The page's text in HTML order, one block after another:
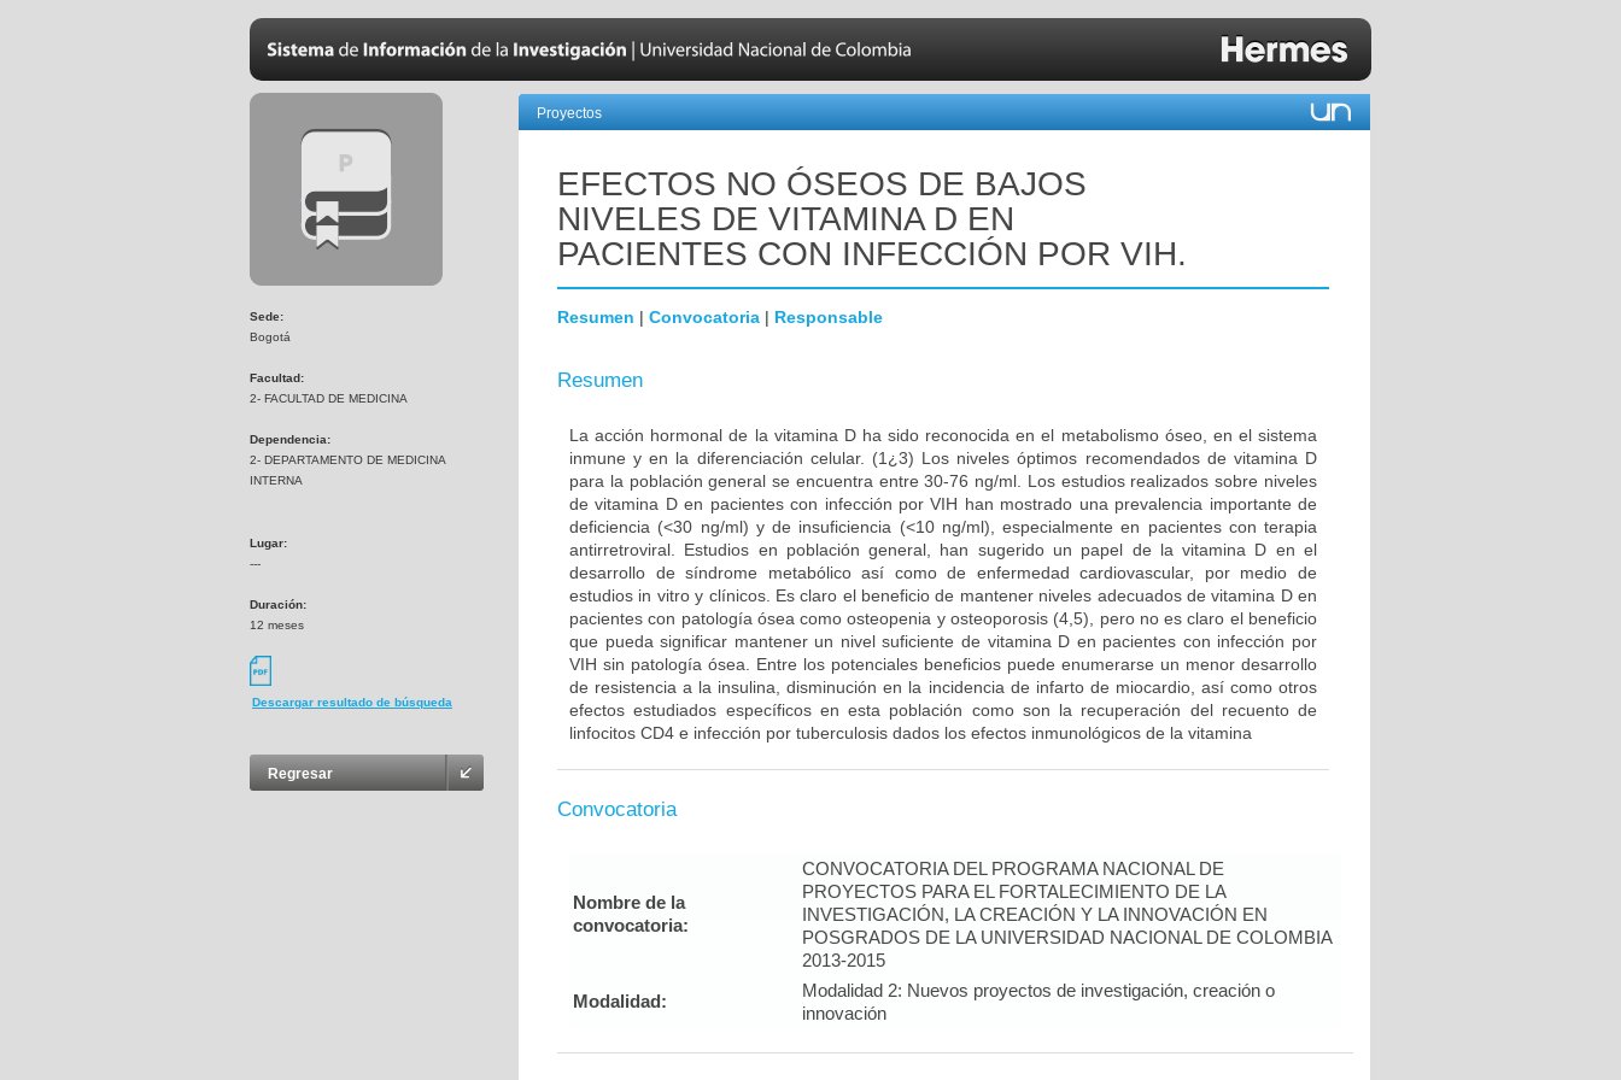
Sede:
Bogotá
Facultad:
2- FACULTAD DE MEDICINA
Dependencia:
2- DEPARTAMENTO DE MEDICINA
INTERNA
Lugar:
---
Duración:
12 meses
Descargar resultado de búsqueda
Regresar
Proyectos
EFECTOS NO ÓSEOS DE BAJOS
NIVELES DE VITAMINA D EN
PACIENTES CON INFECCIÓN POR VIH.
Resumen | Convocatoria | Responsable
Resumen
La acción hormonal de la vitamina D ha sido reconocida en el metabolismo óseo, en el sistema
inmune y en la diferenciación celular. (1¿3) Los niveles óptimos recomendados de vitamina D
para la población general se encuentra entre 30-76 ng/ml. Los estudios realizados sobre niveles
de vitamina D en pacientes con infección por VIH han mostrado una prevalencia importante de
deficiencia (<30 ng/ml) y de insuficiencia (<10 ng/ml), especialmente en pacientes con terapia
antirretroviral. Estudios en población general, han sugerido un papel de la vitamina D en el
desarrollo de síndrome metabólico así como de enfermedad cardiovascular, por medio de
estudios in vitro y clínicos. Es claro el beneficio de mantener niveles adecuados de vitamina D en
pacientes con patología ósea como osteopenia y osteoporosis (4,5), pero no es claro el beneficio
que pueda significar mantener un nivel suficiente de vitamina D en pacientes con infección por
VIH sin patología ósea. Entre los potenciales beneficios puede enumerarse un menor desarrollo
de resistencia a la insulina, disminución en la incidencia de infarto de miocardio, así como otros
efectos estudiados específicos en esta población como son la recuperación del recuento de
linfocitos CD4 e infección por tuberculosis dados los efectos inmunológicos de la vitamina
Convocatoria
Nombre de la
convocatoria:
CONVOCATORIA DEL PROGRAMA NACIONAL DE
PROYECTOS PARA EL FORTALECIMIENTO DE LA
INVESTIGACIÓN, LA CREACIÓN Y LA INNOVACIÓN EN
POSGRADOS DE LA UNIVERSIDAD NACIONAL DE COLOMBIA
2013-2015
Modalidad:
Modalidad 2: Nuevos proyectos de investigación, creación o
innovación